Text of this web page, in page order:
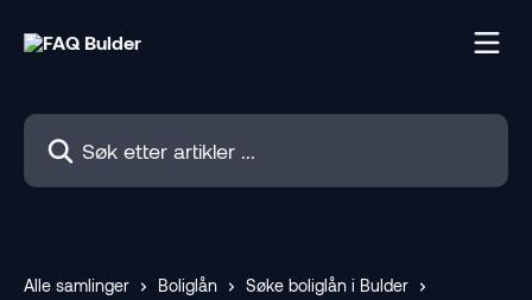
Søk etter artikler ...
Alle samlinger Boliglån
Søke boliglån i Bulder